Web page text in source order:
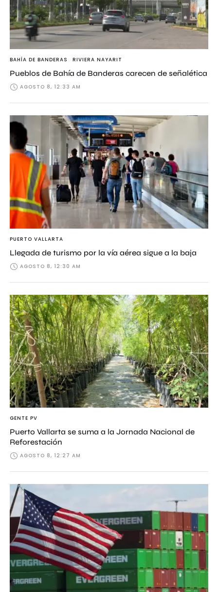
BAHÍA DE BANDERAS RIVIERA NAYARIT
Pueblos de Bahía de Banderas carecen de señalética
AGOSTO 8, 12:33 AM
PUERTO VALLARTA
Llegada de turismo por la vía aérea sigue a la baja
AGOSTO 8, 12:30 AM
GENTE PV
Puerto Vallarta se suma a la Jornada Nacional de
Reforestación
AGOSTO 8, 12:27 AM